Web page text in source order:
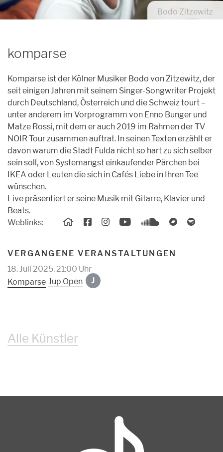
Archiv
Unpluggedival Fête 2026
Übersicht
Caroussel
Archiv
Kontakt
Förderung
Orte
Künstler*innen
Anmeldungen
Bodo Zitzewitz
komparse
Komparse ist der Kölner Musiker Bodo von Zitzewitz, der
seit einigen Jahren mit seinem Singer-Songwriter Projekt
durch Deutschland, Österreich und die Schweiz tourt –
unter anderem im Vorprogramm von Enno Bunger und
Matze Rossi, mit dem er auch 2019 im Rahmen der TV
NOIR Tour zusammen auftrat. In seinen Texten erzählt er
davon warum die Stadt Fulda nicht so hart zu sich selber
sein soll, von Systemangst einkaufender Pärchen bei
IKEA oder Leuten die sich in Cafés Liebe in Ihren Tee
wünschen.
Live präsentiert er seine Musik mit Gitarre, Klavier und
Beats.
Weblinks:
VERGANGENE VERANSTALTUNGEN
18. Juli 2025, 21:00 Uhr
Komparse Jup Open J
Alle Künstler